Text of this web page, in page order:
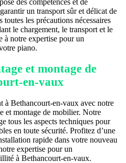
un transport sûr et délicat de
les précautions nécessaires
le chargement, le transport et le
à notre expertise pour un
piano.
et montage de
en-vaux
à Bethancourt-en-vaux avec notre
et montage de mobilier. Notre
tous les aspects techniques pour
en toute sécurité. Profitez d’une
rapide dans votre nouveau
expertise pour un
à Bethancourt-en-vaux.